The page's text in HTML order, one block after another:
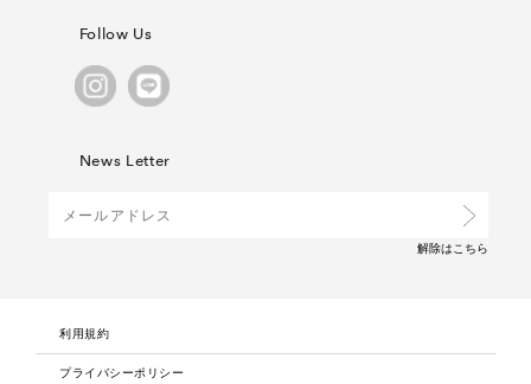
Follow Us
News Letter
解除は こちら
利用規約
プライバシーポリシー